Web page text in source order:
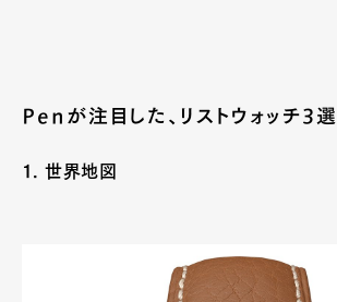
Penが注目した、リストウォッチ3選
1. 世界地図